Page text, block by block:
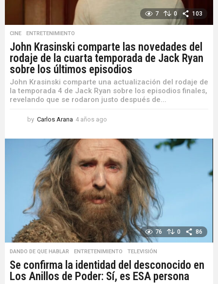
7 0 103
CINE ,ENTRETENIMIENTO
John Krasinski comparte las novedades del
rodaje de la cuarta temporada de Jack Ryan
sobre los últimos episodios
John Krasinski comparte una actualización del rodaje de
la temporada 4 de Jack Ryan sobre los episodios finales,
revelando que se rodaron justo después de...
by Carlos Arana 4 años ago
ñ
o
s
a
g
o
76 0 86
DANDO DE QUE HABLAR ,ENTRETENIMIENTO ,TELEVISIÓN
Se confirma la identidad del desconocido en
Los Anillos de Poder: Sí, es ESA persona